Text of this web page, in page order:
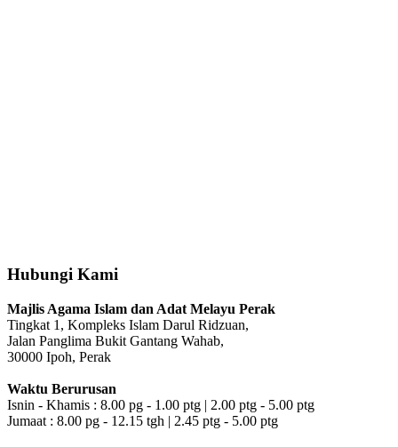
Hubungi Kami
Majlis Agama Islam dan Adat Melayu Perak
Tingkat 1, Kompleks Islam Darul Ridzuan,
Jalan Panglima Bukit Gantang Wahab,
30000 Ipoh, Perak
Waktu Berurusan
Isnin - Khamis : 8.00 pg - 1.00 ptg | 2.00 ptg - 5.00 ptg
Jumaat : 8.00 pg - 12.15 tgh | 2.45 ptg - 5.00 ptg